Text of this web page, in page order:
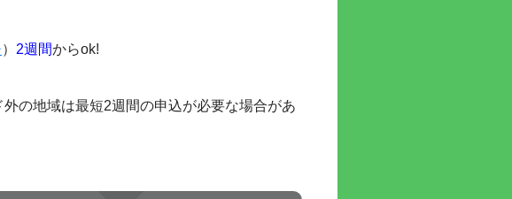
） 2週間からok!
の地域は最短2週間の申込が必要な場合があ